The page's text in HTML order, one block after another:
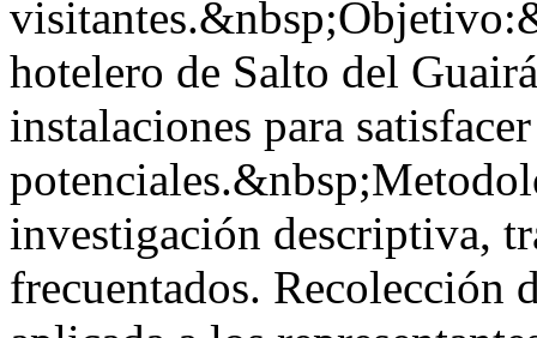
hotelero de Salto del
instalaciones para
investigación descriptiva,
frecuentados. Recolección